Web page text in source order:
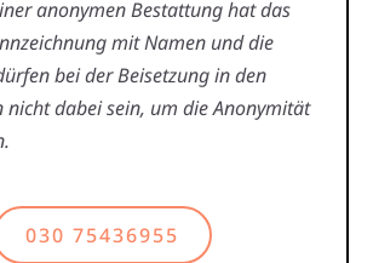
anonymen Bestattung hat das
mit Namen und die
bei der Beisetzung in den
nicht dabei sein, um die Anonymität
030 75436955